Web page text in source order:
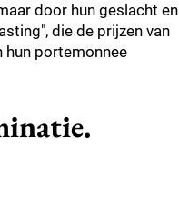
door hun geslacht en
die de prijzen van
portemonnee